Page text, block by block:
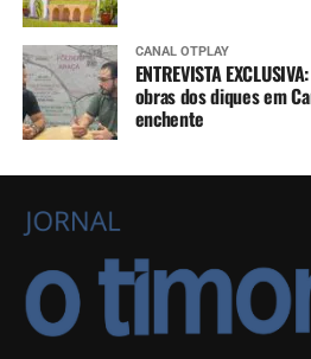
CANAL OTPLAY
ENTREVISTA
obras dos diques em
enchente